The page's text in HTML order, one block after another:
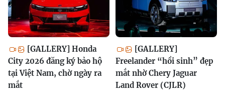
[GALLERY] Honda
City 2026 đăng ký bảo hộ
tại Việt Nam, chờ ngày ra
mắt
[GALLERY]
Freelander “hồi sinh” đẹp
mắt nhờ Chery Jaguar
Land Rover (CJLR)